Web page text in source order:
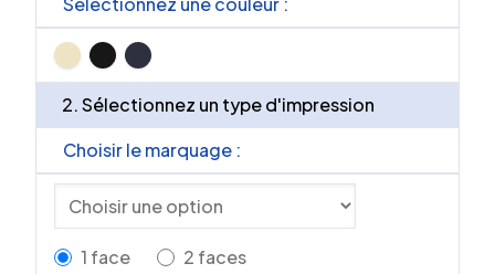
2. Sélectionnez un type d'impression
Choisir le marquage :
1 face 2 faces